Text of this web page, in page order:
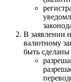
В заявлении
валютному
быть